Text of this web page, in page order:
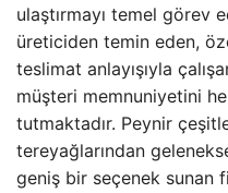
ulaştırmayı temel görev
üreticiden temin eden,
teslimat anlayışıyla
müşteri memnuniyetini
tutmaktadır. Peynir
tereyağlarından
geniş bir seçenek sunan